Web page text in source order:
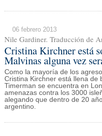
06 febrero 2013
Nile Gardiner. Traducción de
Cristina Kirchner está
Malvinas alguna vez
Como la mayoría de los
Cristina Kirchner está llena de
Timerman se encuentra en
amenazas contra los 3000
alegando que dentro de 20
argentino.